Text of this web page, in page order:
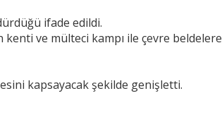
ifade edildi.
ve mülteci kampı ile çevre beldelere
kapsayacak şekilde genişletti.